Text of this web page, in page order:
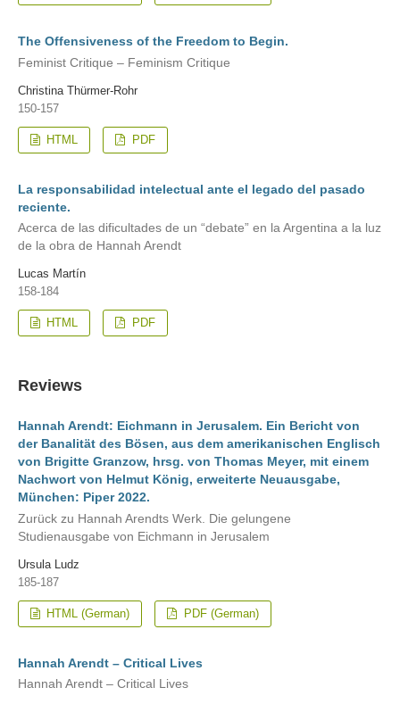
The Offensiveness of the Freedom to Begin.
Feminist Critique – Feminism Critique
Christina Thürmer-Rohr
150-157
HTML PDF
La responsabilidad intelectual ante el legado del pasado
reciente.
Acerca de las dificultades de un “debate” en la Argentina a la luz
de la obra de Hannah Arendt
Lucas Martín
158-184
HTML PDF
Reviews
Hannah Arendt: Eichmann in Jerusalem. Ein Bericht von
der Banalität des Bösen, aus dem amerikanischen Englisch
von Brigitte Granzow, hrsg. von Thomas Meyer, mit einem
Nachwort von Helmut König, erweiterte Neuausgabe,
München: Piper 2022.
Zurück zu Hannah Arendts Werk. Die gelungene
Studienausgabe von Eichmann in Jerusalem
Ursula Ludz
185-187
HTML (German) PDF (German)
Hannah Arendt – Critical Lives
Hannah Arendt – Critical Lives